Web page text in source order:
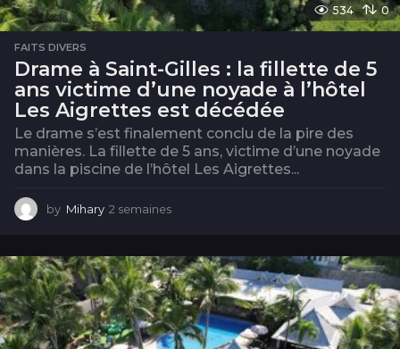
534 0
FAITS DIVERS
Drame à Saint-Gilles : la fillette de 5
ans victime d’une noyade à l’hôtel
Les Aigrettes est décédée
Le drame s’est finalement conclu de la pire des
manières. La fillette de 5 ans, victime d’une noyade
dans la piscine de l’hôtel Les Aigrettes...
by Mihary 2 semaines
m
a
i
n
e
s